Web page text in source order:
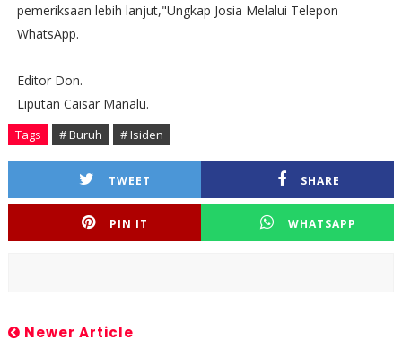
pemeriksaan lebih lanjut,"Ungkap Josia Melalui Telepon
WhatsApp.
Editor Don.
Liputan Caisar Manalu.
Tags # Buruh # Isiden
TWEET SHARE
PIN IT WHATSAPP
Newer Article